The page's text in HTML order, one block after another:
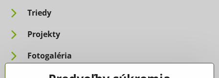
Triedy
Projekty
Fotogaléria